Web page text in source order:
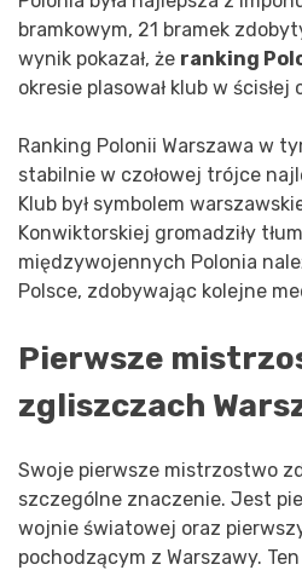
bramkowym, 21 bramek
wynik pokazał, że ranking
okresie plasował klub w ścisłej
Ranking Polonii Warszawa w
stabilnie w czołowej trójce
Klub był symbolem
Konwiktorskiej gromadziły
międzywojennych Polonia
Polsce, zdobywając kolejne
Pierwsze
zgliszczach
Swoje pierwsze mistrzostwo
szczególne znaczenie. Jest
wojnie światowej oraz
pochodzącym z Warszawy.